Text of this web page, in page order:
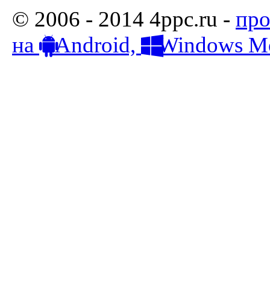
© 2006 - 2014 4ppc.ru -
на
Android, Windows